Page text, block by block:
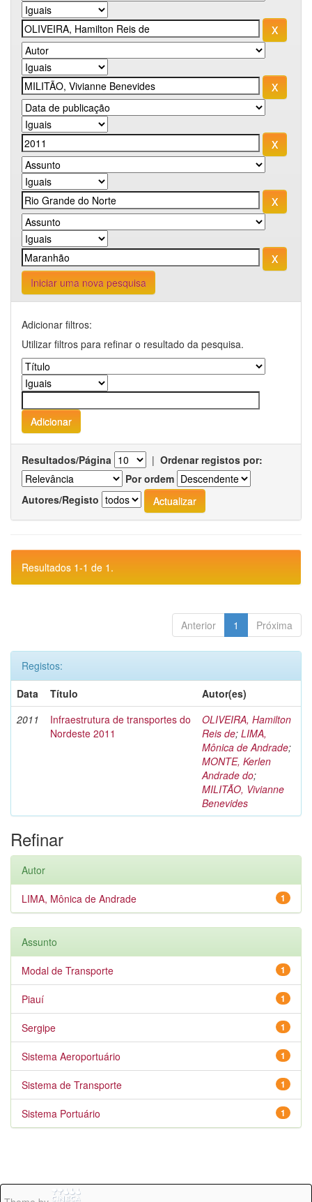
Iniciar uma nova pesquisa
Adicionar filtros:
Utilizar filtros para refinar o resultado da pesquisa.
Resultados/Página | Ordenar registos por:
Por ordem
Autores/Registo
Resultados 1-1 de 1.
Anterior 1 Próxima
Registos:
Data
Título
Autor(es)
2011
Infraestrutura de transportes do
Nordeste 2011
OLIVEIRA, Hamilton
Reis de; LIMA,
Mônica de Andrade;
MONTE, Kerlen
Andrade do;
MILITÃO, Vivianne
Benevides
Refinar
Autor
1
LIMA, Mônica de Andrade
Assunto
1
Modal de Transporte
1
Piauí
1
Sergipe
1
Sistema Aeroportuário
1
Sistema de Transporte
1
Sistema Portuário